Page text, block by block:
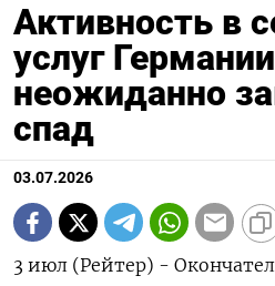
Активность в
услуг
неожиданно
спад
03.07.2026
3 июл (Рейтер) -